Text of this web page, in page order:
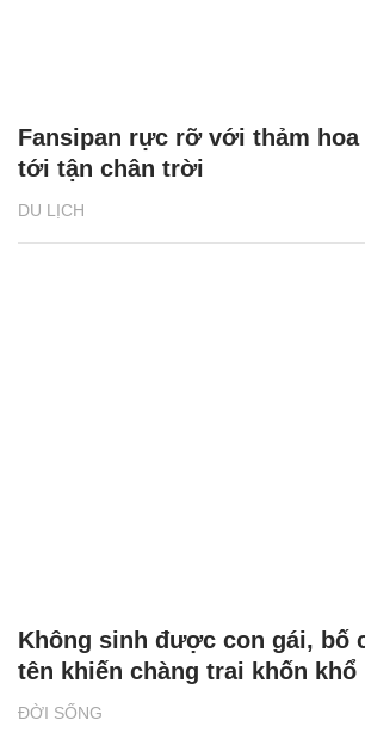
DU LỊCH
Fansipan rực rỡ với thảm
tới tận chân trời
ĐỜI SỐNG
Không sinh được con gái, bố
tên khiến chàng trai khốn khổ